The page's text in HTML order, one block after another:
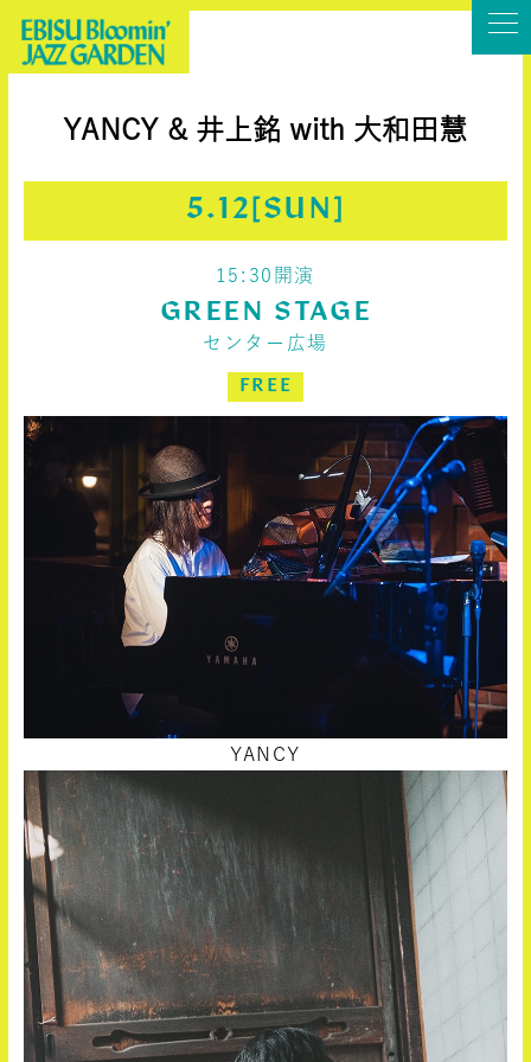
YANCY & 井上銘 with 大和田慧
5.12[SUN]
15:30開演
GREEN STAGE
センター広場
FREE
YANCY